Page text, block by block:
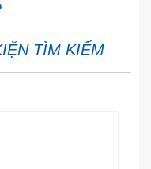
TÌM KIẾM